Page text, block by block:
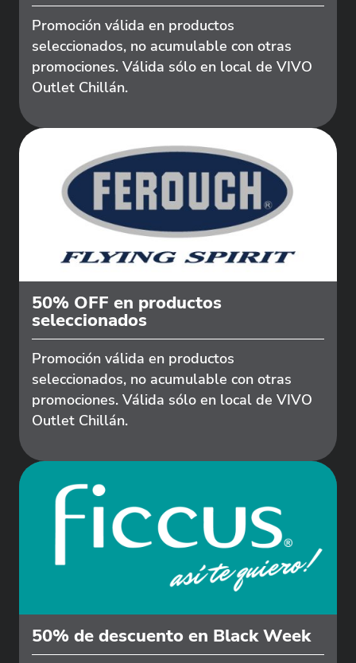
Promoción válida en productos
seleccionados, no acumulable con otras
promociones. Válida sólo en local de VIVO
Outlet Chillán.
50% OFF en productos
seleccionados
Promoción válida en productos
seleccionados, no acumulable con otras
promociones. Válida sólo en local de VIVO
Outlet Chillán.
50% de descuento en Black Week